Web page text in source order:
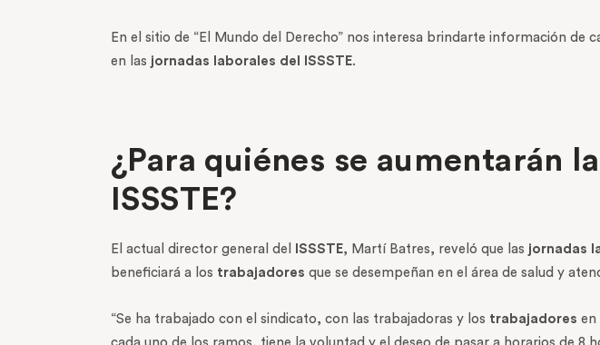
En el sitio de “El Mundo del Derecho” nos interesa brindarte información
en las jornadas laborales del ISSSTE.
¿Para quiénes se aumentarán
ISSSTE?
El actual director general del ISSSTE, Martí Batres, reveló que las jornadas
beneficiará a los trabajadores que se desempeñan en el área de salud y
“Se ha trabajado con el sindicato, con las trabajadoras y los trabajadores en